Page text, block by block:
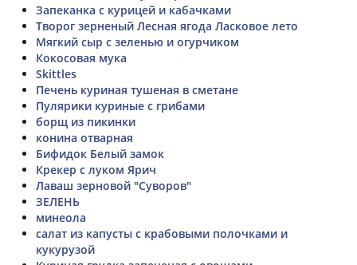
Запеканка с курицей и кабачками
Творог зерненый Лесная ягода Ласковое лето
Мягкий сыр с зеленью и огурчиком
Кокосовая мука
Skittles
Печень куриная тушеная в сметане
Пулярики куриные с грибами
борщ из пикинки
конина отварная
Бифидок Белый замок
Крекер с луком Ярич
Лаваш зерновой "Суворов"
ЗЕЛЕНЬ
минеола
салат из капусты с крабовыми полочками и
кукурузой